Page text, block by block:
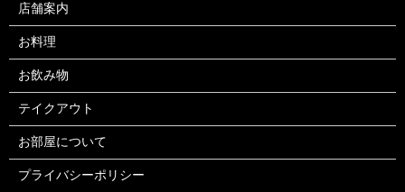
店舗案内
お料理
お飲み物
テイクアウト
お部屋について
プライバシーポリシー